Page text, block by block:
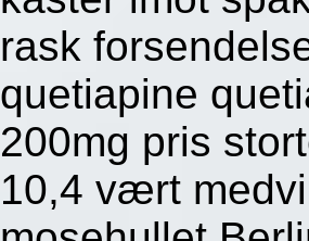
rask
quetiapine
200mg pris
10,4 vært